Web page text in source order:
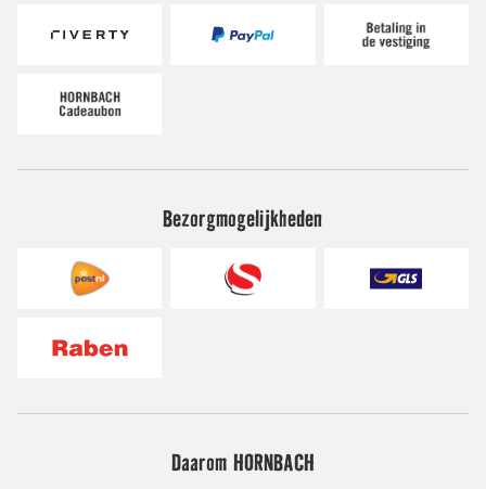
Bezorgmogelijkheden
Daarom HORNBACH